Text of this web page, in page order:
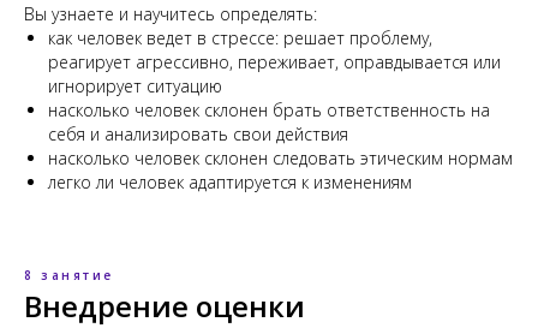
Вы узнаете и научитесь определять:
как человек ведет в стрессе: решает проблему,
реагирует агрессивно, переживает, оправдывается или
игнорирует ситуацию
насколько человек склонен брать ответственность на
себя и анализировать свои действия
насколько человек склонен следовать этическим нормам
легко ли человек адаптируется к изменениям
8 занятие
Внедрение оценки